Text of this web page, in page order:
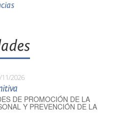
11/2026
DE PROMOCIÓN DE LA
Y PREVENCIÓN DE LA